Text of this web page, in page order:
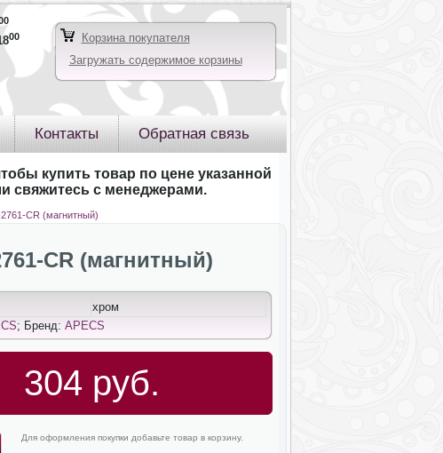
00
Корзина покупателя
Загружать содержимое корзины
Контакты Обратная связь
купить товар по цене указанной
свяжитесь с менеджерами.
CR (магнитный)
CR (магнитный)
хром
; Бренд: APECS
304 руб.
Для оформления покупки добавьте товар в корзину.